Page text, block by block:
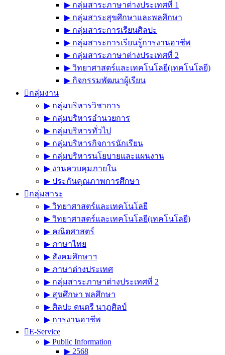
▶︎ กลุ่มสาระภาษาต่างประเทศที่ 1
▶︎ กลุ่มสาระสุขศึกษาและพลศึกษา
▶︎ กลุ่มสาระการเรียนศิลปะ
▶︎ กลุ่มสาระการเรียนรู้การงานอาชีพ
▶︎ กลุ่มสาระภาษาต่างประเทศที่ 2
▶︎ วิทยาศาสตร์และเทคโนโลยี(เทคโนโลยี)
▶︎ กิจกรรมพัฒนาผู้เรียน
กลุ่มงาน
▶︎ กลุ่มบริหารวิชาการ
▶︎ กลุ่มบริหารอำนวยการ
▶︎ กลุ่มบริหารทั่วไป
▶︎ กลุ่มบริหารกิจการนักเรียน
▶︎ กลุ่มบริหารนโยบายและแผนงาน
▶︎ งานควบคุมภายใน
▶︎ ประกันคุณภาพการศึกษา
กลุ่มสาระ
▶︎ วิทยาศาสตร์และเทคโนโลยี
▶︎ วิทยาศาสตร์และเทคโนโลยี(เทคโนโลยี)
▶︎ คณิตศาสตร์
▶︎ ภาษาไทย
▶︎ สังคมศึกษาฯ
▶︎ ภาษาต่างประเทศ
▶︎ กลุ่มสาระภาษาต่างประเทศที่ 2
▶︎ สุขศึกษา พลศึกษา
▶︎ ศิลปะ ดนตรี นาฏศิลป์
▶︎ การงานอาชีพ
E-Service
▶︎ Public Information
▶︎ 2568